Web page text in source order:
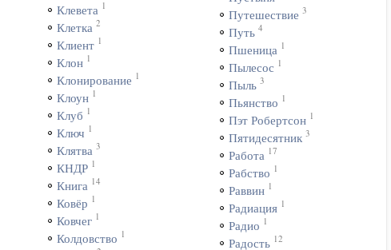
Клевета 1
Клетка 2
Клиент 1
Клон 1
Клонирование 1
Клоун 1
Клуб 1
Ключ 1
Клятва 3
КНДР 1
Книга 14
Ковёр 1
Ковчег 1
Колдовство 1
Путешествие 3
Путь 4
Пшеница 1
Пылесос 1
Пыль 3
Пьянство 1
Пэт Робертсон 1
Пятидесятник 3
Работа 17
Рабство 1
Раввин 1
Радиация 1
Радио 1
Радость 12